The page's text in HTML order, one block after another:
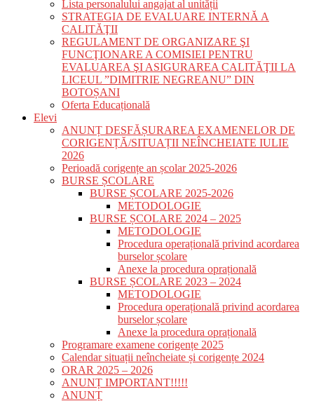
Lista personalului angajat al unității
STRATEGIA DE EVALUARE INTERNĂ A
CALITĂŢII
REGULAMENT DE ORGANIZARE ŞI
FUNCŢIONARE A COMISIEI PENTRU
EVALUAREA ŞI ASIGURAREA CALITĂŢII LA
LICEUL ”DIMITRIE NEGREANU” DIN
BOTOȘANI
Oferta Educațională
Elevi
ANUNȚ DESFĂȘURAREA EXAMENELOR DE
CORIGENȚĂ/SITUAȚII NEÎNCHEIATE IULIE
2026
Perioadă corigențe an școlar 2025-2026
BURSE ȘCOLARE
BURSE ȘCOLARE 2025-2026
METODOLOGIE
BURSE ȘCOLARE 2024 – 2025
METODOLOGIE
Procedura operațională privind acordarea
burselor școlare
Anexe la procedura oprațională
BURSE ȘCOLARE 2023 – 2024
METODOLOGIE
Procedura operațională privind acordarea
burselor școlare
Anexe la procedura oprațională
Programare examene corigențe 2025
Calendar situații neîncheiate și corigențe 2024
ORAR 2025 – 2026
ANUNȚ IMPORTANT!!!!!
ANUNȚ